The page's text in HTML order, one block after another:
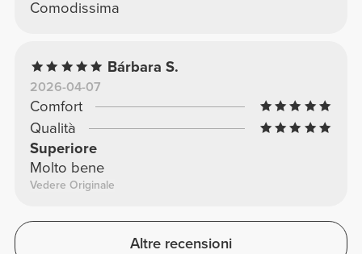
Comodissima
Bárbara S.
2026-04-07
Comfort
Qualità
Superiore
Molto bene
Vedere Originale
Altre recensioni